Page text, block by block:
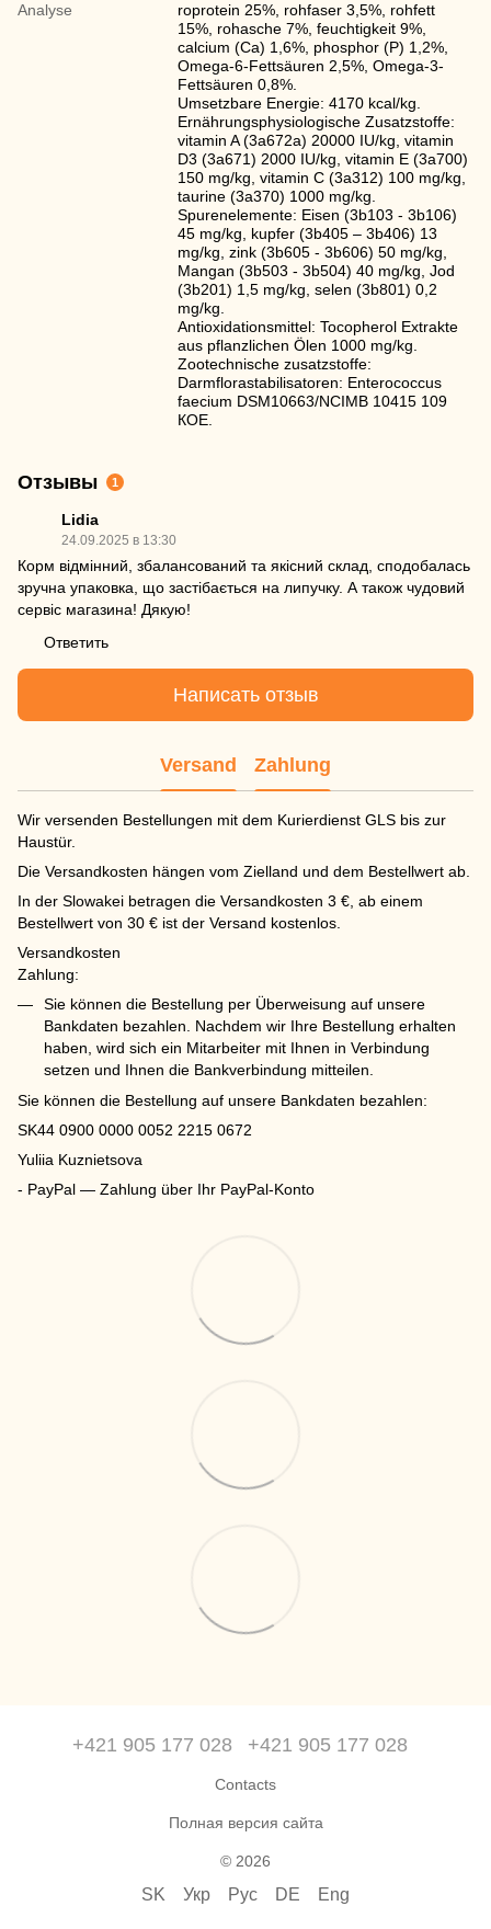
Analyse
roprotein 25%, rohfaser 3,5%, rohfett
15%, rohasche 7%, feuchtigkeit 9%,
calcium (Ca) 1,6%, phosphor (P) 1,2%,
Omega-6-Fettsäuren 2,5%, Omega-3-
Fettsäuren 0,8%.
Umsetzbare Energie: 4170 kcal/kg.
Ernährungsphysiologische Zusatzstoffe:
vitamin A (3a672a) 20000 IU/kg, vitamin
D3 (3a671) 2000 IU/kg, vitamin E (3а700)
150 mg/kg, vitamin C (3a312) 100 mg/kg,
taurine (3a370) 1000 mg/kg.
Spurenelemente: Eisen (3b103 - 3b106)
45 mg/kg, kupfer (3b405 – 3b406) 13
mg/kg, zink (3b605 - 3b606) 50 mg/kg,
Mangan (3b503 - 3b504) 40 mg/kg, Jod
(3b201) 1,5 mg/kg, selen (3b801) 0,2
mg/kg.
Antioxidationsmittel: Tocopherol Extrakte
aus pflanzlichen Ölen 1000 mg/kg.
Zootechnische zusatzstoffe:
Darmflorastabilisatoren: Enterococcus
faecium DSM10663/NCIMB 10415 109
КОЕ.
Отзывы 1
Lidia
24.09.2025 в 13:30
Корм відмінний, збалансований та якісний склад, сподобалась
зручна упаковка, що застібається на липучку. А також чудовий
сервіс магазина! Дякую!
Ответить
Написать отзыв
Versand Zahlung
Wir versenden Bestellungen mit dem Kurierdienst GLS bis zur
Haustür.
Die Versandkosten hängen vom Zielland und dem Bestellwert ab.
In der Slowakei betragen die Versandkosten 3 €, ab einem
Bestellwert von 30 € ist der Versand kostenlos.
Versandkosten
Zahlung:
Sie können die Bestellung per Überweisung auf unsere
Bankdaten bezahlen. Nachdem wir Ihre Bestellung erhalten
haben, wird sich ein Mitarbeiter mit Ihnen in Verbindung
setzen und Ihnen die Bankverbindung mitteilen.
Sie können die Bestellung auf unsere Bankdaten bezahlen:
SK44 0900 0000 0052 2215 0672
Yuliia Kuznietsova
- PayPal — Zahlung über Ihr PayPal-Konto
+421 905 177 028 +421 905 177 028
Contacts
Полная версия сайта
© 2026
SK Укр Рус DE Eng